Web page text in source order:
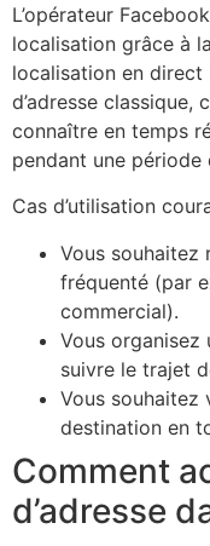
L’opérateur
localisation grâce à
localisation en
d’adresse
connaître en temps
pendant une période
Cas d’utilisation
Vous souhaitez
fréquenté (par
commercial).
Vous organisez
suivre le trajet
Vous souhaitez
destination en
Comment
d’adresse